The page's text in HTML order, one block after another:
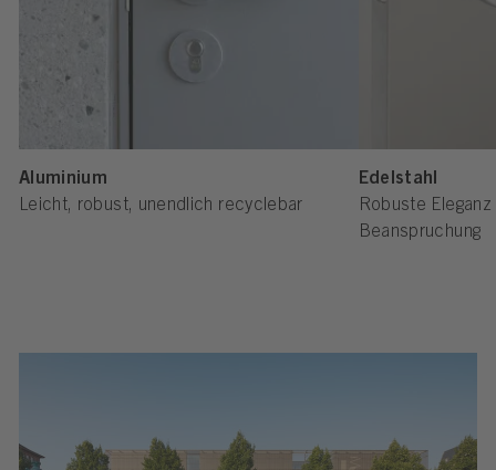
Aluminium
Leicht, robust, unendlich recyclebar
Edelstahl
Robuste
Beanspruchung